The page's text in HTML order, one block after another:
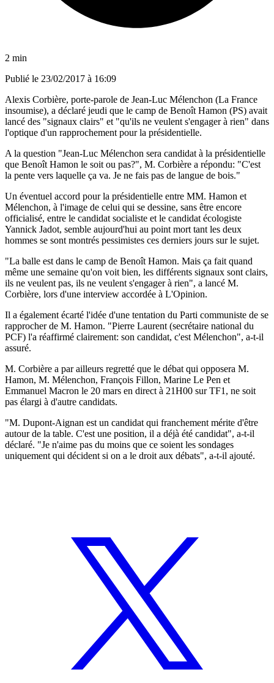
2 min
Publié le 23/02/2017 à 16:09
Alexis Corbière, porte-parole de Jean-Luc Mélenchon (La France
insoumise), a déclaré jeudi que le camp de Benoît Hamon (PS) avait
lancé des "signaux clairs" et "qu'ils ne veulent s'engager à rien" dans
l'optique d'un rapprochement pour la présidentielle.
A la question "Jean-Luc Mélenchon sera candidat à la présidentielle
que Benoît Hamon le soit ou pas?", M. Corbière a répondu: "C'est
la pente vers laquelle ça va. Je ne fais pas de langue de bois."
Un éventuel accord pour la présidentielle entre MM. Hamon et
Mélenchon, à l'image de celui qui se dessine, sans être encore
officialisé, entre le candidat socialiste et le candidat écologiste
Yannick Jadot, semble aujourd'hui au point mort tant les deux
hommes se sont montrés pessimistes ces derniers jours sur le sujet.
"La balle est dans le camp de Benoît Hamon. Mais ça fait quand
même une semaine qu'on voit bien, les différents signaux sont clairs,
ils ne veulent pas, ils ne veulent s'engager à rien", a lancé M.
Corbière, lors d'une interview accordée à L'Opinion.
Il a également écarté l'idée d'une tentation du Parti communiste de se
rapprocher de M. Hamon. "Pierre Laurent (secrétaire national du
PCF) l'a réaffirmé clairement: son candidat, c'est Mélenchon", a-t-il
assuré.
M. Corbière a par ailleurs regretté que le débat qui opposera M.
Hamon, M. Mélenchon, François Fillon, Marine Le Pen et
Emmanuel Macron le 20 mars en direct à 21H00 sur TF1, ne soit
pas élargi à d'autre candidats.
"M. Dupont-Aignan est un candidat qui franchement mérite d'être
autour de la table. C'est une position, il a déjà été candidat", a-t-il
déclaré. "Je n'aime pas du moins que ce soient les sondages
uniquement qui décident si on a le droit aux débats", a-t-il ajouté.